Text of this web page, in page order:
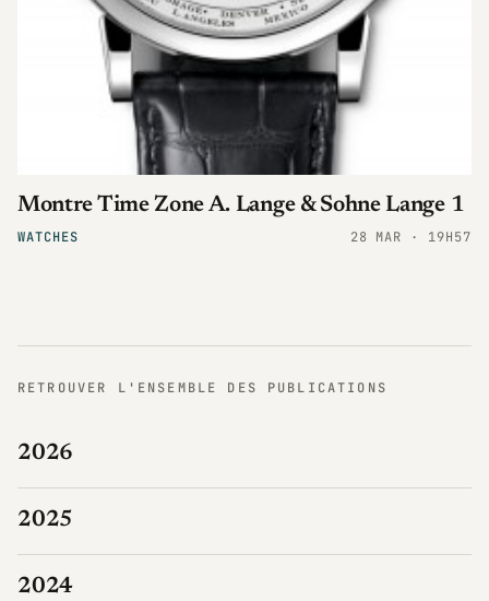
WATCHES
Montre Time Zone A. Lange & Sohne Lange 1
28 MAR · 19H57
RETROUVER L'ENSEMBLE DES PUBLICATIONS
2026
2025
2024